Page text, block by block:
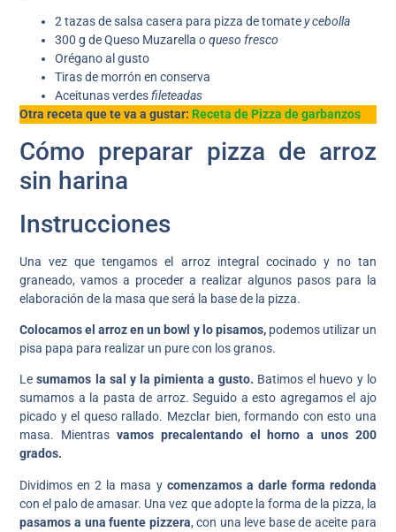
2 tazas de salsa casera para pizza de tomatey cebolla
300 g de Queso Muzarellao queso fresco
Orégano al gusto
Tiras de morrón en conserva
Aceitunas verdesfileteadas
Otra receta que te va a gustar: Receta de Pizza de garbanzos
Cómo preparar pizza de arroz
sin harina
Instrucciones
Una vez que tengamos el arroz integral cocinado y no tan
graneado, vamos a proceder a realizar algunos pasos para la
elaboración de la masa que será la base de la pizza.
Colocamos el arroz en un bowl y lo pisamos,podemos utilizar un
pisa papa para realizar un pure con los granos.
Lesumamos la sal y la pimienta a gusto. Batimos el huevo y lo
sumamos a la pasta de arroz. Seguido a esto agregamos el ajo
picado y el queso rallado. Mezclar bien, formando con esto una
masa. Mientras vamos precalentando el horno a unos 200
grados.
Dividimos en 2 la masa y comenzamos a darle forma redonda
con el palo de amasar. Una vez que adopte la forma de la pizza, la
pasamos a una fuente pizzera, con una leve base de aceite para